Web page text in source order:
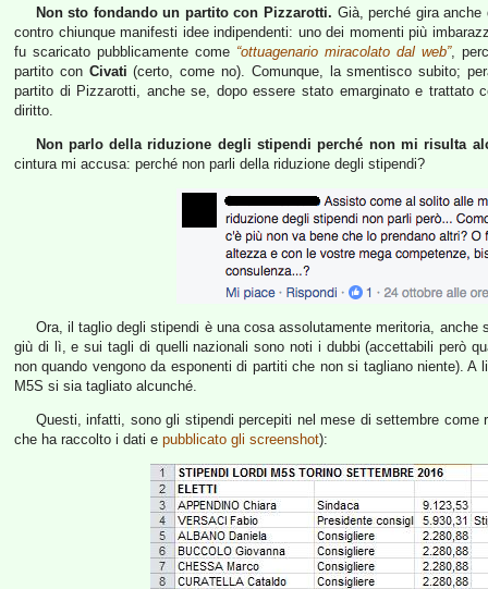
Non sto fondando un partito con Pizzarotti. Già, perché gira
contro chiunque manifesti idee indipendenti: uno dei momenti più
fu scaricato pubblicamente come “ottuagenario miracolato dal web”,
partito con Civati (certo, come no). Comunque, la smentisco subito;
partito di Pizzarotti, anche se, dopo essere stato emarginato e trattato
diritto.
Non parlo della riduzione degli stipendi perché non mi risulta
cintura mi accusa: perché non parli della riduzione degli stipendi?
Ora, il taglio degli stipendi è una cosa assolutamente meritoria,
giù di lì, e sui tagli di quelli nazionali sono noti i dubbi (accettabili però
non quando vengono da esponenti di partiti che non si tagliano niente).
M5S si sia tagliato alcunché.
Questi, infatti, sono gli stipendi percepiti nel mese di settembre
che ha raccolto i dati e pubblicato gli screenshot):